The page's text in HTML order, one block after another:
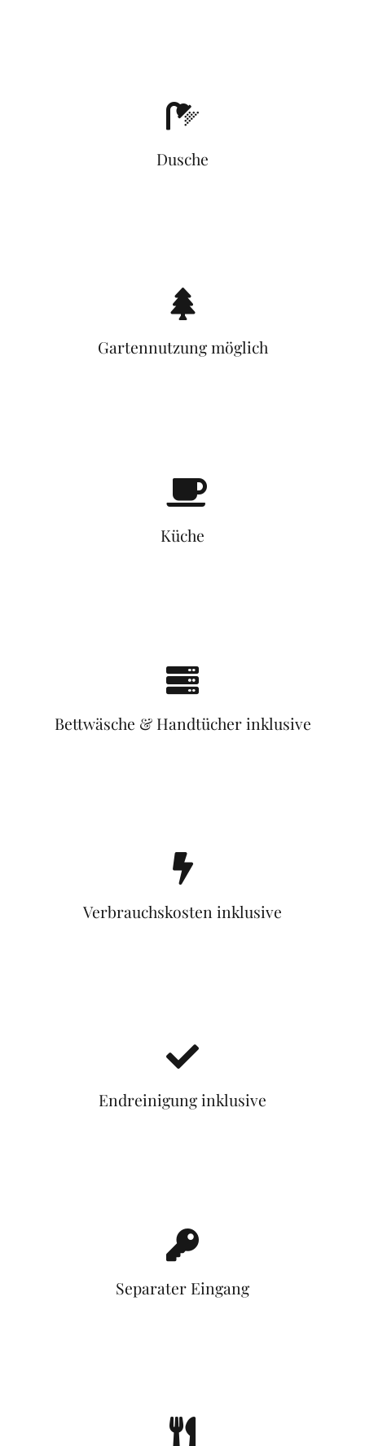
Dusche
Gartennutzung möglich
Küche
Bettwäsche & Handtücher inklusive
Verbrauchskosten inklusive
Endreinigung inklusive
Separater Eingang